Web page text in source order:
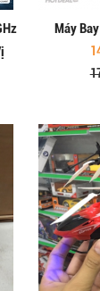
Máy